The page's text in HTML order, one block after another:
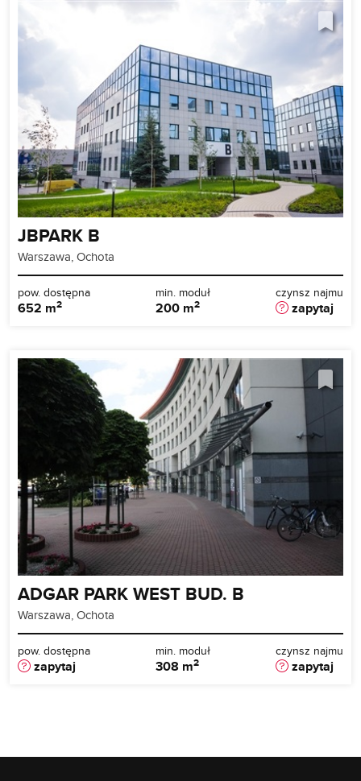
JBPARK B
Warszawa, Ochota
pow. dostępna
652 m2
min. moduł
200 m2
czynsz najmu
zapytaj
ADGAR PARK WEST BUD. B
Warszawa, Ochota
pow. dostępna
zapytaj
min. moduł
308 m2
czynsz najmu
zapytaj